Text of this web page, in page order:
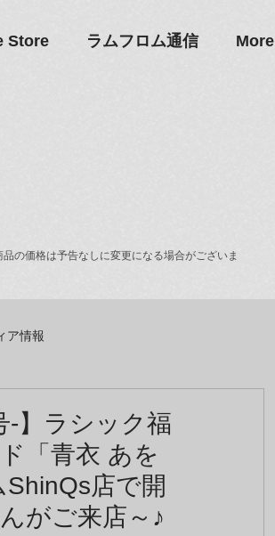
Store ラムフロム通信 More
の価格は予告なしに変更になる場合がございま
ア情報
-】ラシック福
「青衣 あを
店で開
がご来店～♪